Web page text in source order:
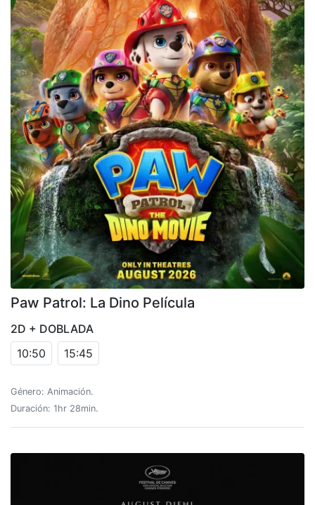
Paw Patrol: La Dino Película
2D + DOBLADA
10:50
15:45
Género: Animación.
Duración: 1hr 28min.